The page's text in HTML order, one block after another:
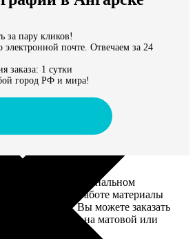
за пару кликов!
электронной почте. Отвечаем за 24
заказа: 1 сутки
город РФ и мира!
на профессиональном
используем в работе материалы
Вы можете заказать
форматов на матовой или